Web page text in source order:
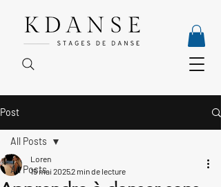
Post
All Posts
All Posts
Loren
15 mai 20252 min de lecture